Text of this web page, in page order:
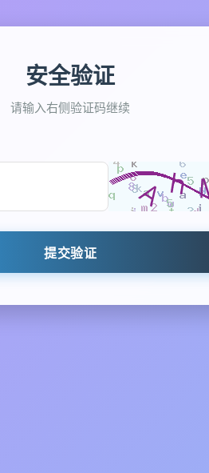
安全验证
请输入右侧验证码继续
提交验证